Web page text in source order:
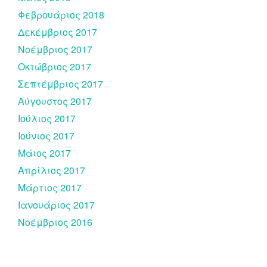
Φεβρουάριος 2018
Δεκέμβριος 2017
Νοέμβριος 2017
Οκτώβριος 2017
Σεπτέμβριος 2017
Αύγουστος 2017
Ιούλιος 2017
Ιούνιος 2017
Μάιος 2017
Απρίλιος 2017
Μάρτιος 2017
Ιανουάριος 2017
Νοέμβριος 2016